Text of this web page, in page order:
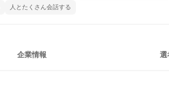
人とたくさん会話する
企業情報 選